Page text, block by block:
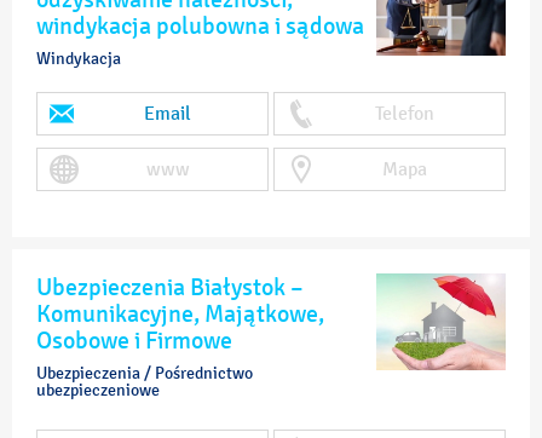
windykacja polubowna i sądowa
Windykacja
Email Telefon
www Mapa
Ubezpieczenia Białystok –
Komunikacyjne, Majątkowe,
Osobowe i Firmowe
Ubezpieczenia / Pośrednictwo
ubezpieczeniowe